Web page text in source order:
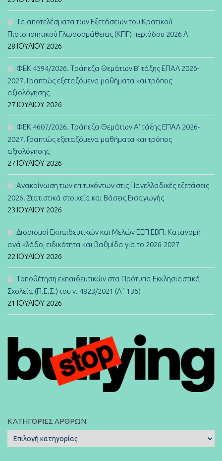
Τα αποτελέσματα των Εξετάσεων του Κρατικού
Πιστοποιητικού Γλωσσομάθειας (ΚΠΓ) περιόδου 2026 Α
28 ΙΟΥΛΊΟΥ 2026
ΦΕΚ 4594/2026. Τράπεζα Θεμάτων B’ τάξης ΕΠΑΛ 2026-
2027. Γραπτώς εξεταζόμενα μαθήματα και τρόπος
αξιολόγησης
27 ΙΟΥΛΊΟΥ 2026
ΦΕΚ 4607/2026. Τράπεζα Θεμάτων Α’ τάξης ΕΠΑΛ 2026-
2027. Γραπτώς εξεταζόμενα μαθήματα και τρόπος
αξιολόγησης
27 ΙΟΥΛΊΟΥ 2026
Ανακοίνωση των επιτυχόντων στις Πανελλαδικές εξετάσεις
2026. Στατιστικά στοιχεία και Βάσεις Εισαγωγής
23 ΙΟΥΛΊΟΥ 2026
Διορισμοί Εκπαιδευτικών και Μελών ΕΕΠ ΕΒΠ. Κατανομή
ανά κλάδο, ειδικότητα και βαθμίδα για το 2026-2027
22 ΙΟΥΛΊΟΥ 2026
Τοποθέτηση εκπαιδευτικών στα Πρότυπα Εκκλησιαστικά
Σχολεία (Π.Ε.Σ.) του ν. 4823/2021 (Α΄ 136)
21 ΙΟΥΛΊΟΥ 2026
ΚΑΤΗΓΟΡΊΕΣ ΆΡΘΡΩΝ:
Κατηγορίες
Άρθρων: